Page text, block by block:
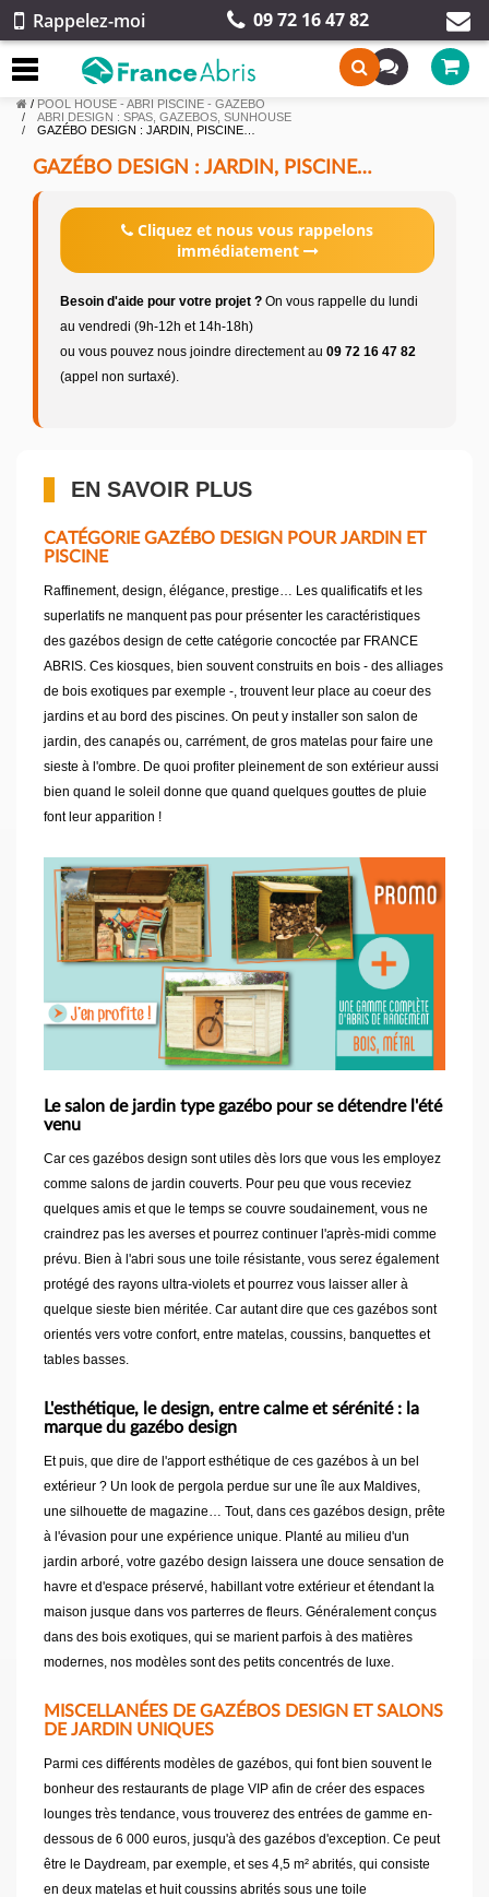
Rappelez-moi 09 72 16 47 82
/ POOL HOUSE - ABRI PISCINE - GAZEBO
ABRI DESIGN : SPAS, GAZEBOS, SUNHOUSE
GAZÉBO DESIGN : JARDIN, PISCINE…
GAZÉBO DESIGN : JARDIN, PISCINE…
Cliquez et nous vous rappelons
immédiatement
Besoin d'aide pour votre projet ? On vous rappelle du lundi
au vendredi (9h-12h et 14h-18h)
ou vous pouvez nous joindre directement au 09 72 16 47 82
(appel non surtaxé).
EN SAVOIR PLUS
CATÉGORIE GAZÉBO DESIGN POUR JARDIN ET
PISCINE
Raffinement, design, élégance, prestige… Les qualificatifs et les
superlatifs ne manquent pas pour présenter les caractéristiques
des gazébos design de cette catégorie concoctée par FRANCE
ABRIS. Ces kiosques, bien souvent construits en bois - des alliages
de bois exotiques par exemple -, trouvent leur place au coeur des
jardins et au bord des piscines. On peut y installer son salon de
jardin, des canapés ou, carrément, de gros matelas pour faire une
sieste à l'ombre. De quoi profiter pleinement de son extérieur aussi
bien quand le soleil donne que quand quelques gouttes de pluie
font leur apparition !
Le salon de jardin type gazébo pour se détendre l'été
venu
Car ces gazébos design sont utiles dès lors que vous les employez
comme salons de jardin couverts. Pour peu que vous receviez
quelques amis et que le temps se couvre soudainement, vous ne
craindrez pas les averses et pourrez continuer l'après-midi comme
prévu. Bien à l'abri sous une toile résistante, vous serez également
protégé des rayons ultra-violets et pourrez vous laisser aller à
quelque sieste bien méritée. Car autant dire que ces gazébos sont
orientés vers votre confort, entre matelas, coussins, banquettes et
tables basses.
L'esthétique, le design, entre calme et sérénité : la
marque du gazébo design
Et puis, que dire de l'apport esthétique de ces gazébos à un bel
extérieur ? Un look de pergola perdue sur une île aux Maldives,
une silhouette de magazine… Tout, dans ces gazébos design, prête
à l'évasion pour une expérience unique. Planté au milieu d'un
jardin arboré, votre gazébo design laissera une douce sensation de
havre et d'espace préservé, habillant votre extérieur et étendant la
maison jusque dans vos parterres de fleurs. Généralement conçus
dans des bois exotiques, qui se marient parfois à des matières
modernes, nos modèles sont des petits concentrés de luxe.
MISCELLANÉES DE GAZÉBOS DESIGN ET SALONS
DE JARDIN UNIQUES
Parmi ces différents modèles de gazébos, qui font bien souvent le
bonheur des restaurants de plage VIP afin de créer des espaces
lounges très tendance, vous trouverez des entrées de gamme en-
dessous de 6 000 euros, jusqu'à des gazébos d'exception. Ce peut
être le Daydream, par exemple, et ses 4,5 m² abrités, qui consiste
en deux matelas et huit coussins abrités sous une toile